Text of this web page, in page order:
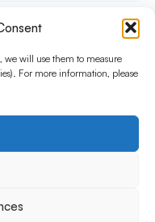
we will use them to measure
For more information, please
financée par le
à évaluer et partager les
dans les régimes